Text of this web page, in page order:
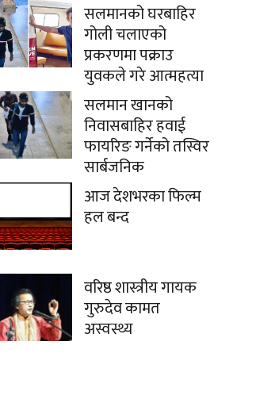
सलमानको घरबाहिर
गोली चलाएको
प्रकरणमा पक्राउ
युवकले गरे आत्महत्या
सलमान खानको
निवासबाहिर हवाई
फायरिङ गर्नेको तस्विर
सार्बजनिक
आज देशभरका फिल्म
हल बन्द
वरिष्ठ शास्त्रीय गायक
गुरुदेव कामत
अस्वस्थ्य